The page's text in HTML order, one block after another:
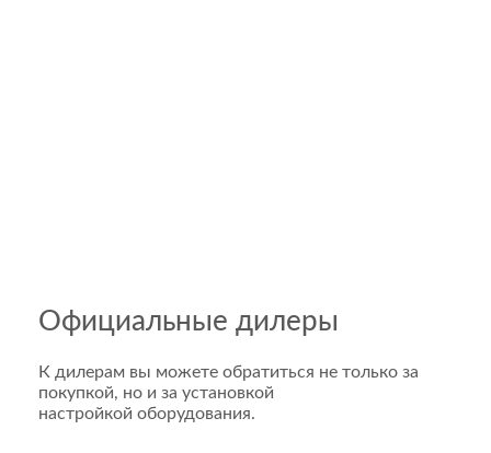
Официальные дилеры
К дилерам вы можете обратиться не только за
покупкой, но и за установкой
настройкой оборудования.